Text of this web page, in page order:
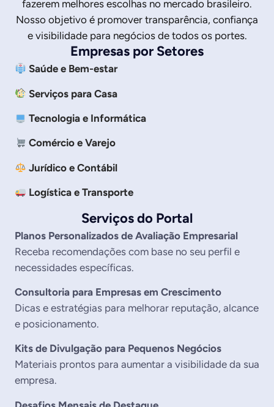
fazerem melhores escolhas no mercado brasileiro.
Nosso objetivo é promover transparência, confiança
e visibilidade para negócios de todos os portes.
Empresas por Setores
Saúde e Bem-estar
Serviços para Casa
Tecnologia e Informática
Comércio e Varejo
Jurídico e Contábil
Logística e Transporte
Serviços do Portal
Planos Personalizados de Avaliação Empresarial
Receba recomendações com base no seu perfil e
necessidades específicas.
Consultoria para Empresas em Crescimento
Dicas e estratégias para melhorar reputação, alcance
e posicionamento.
Kits de Divulgação para Pequenos Negócios
Materiais prontos para aumentar a visibilidade da sua
empresa.